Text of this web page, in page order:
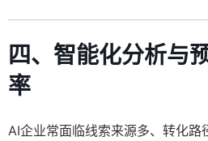
四、智能化分析与
率
AI企业常面临线索来源多、转化路